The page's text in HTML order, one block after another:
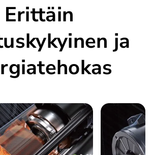
Erittäin
ja